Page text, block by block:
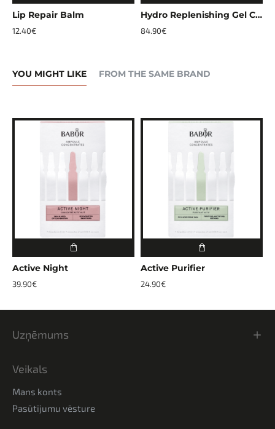
Lip Repair Balm
12.40€
Hydro Replenishing Gel Cream
84.90€
YOU MIGHT LIKE FROM THE SAME BRAND
Active Night
39.90€
Active Purifier
24.90€
Uzņēmums
Veikals
Mans konts
Pasūtījumu vēsture